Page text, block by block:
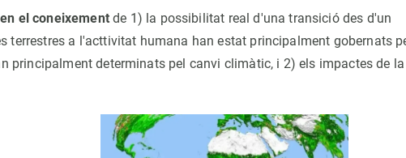
el coneixementde 1) la possibilitat real d'una transició des d'un
terrestres a l'acttivitat humana han estat principalment gobernats
principalment determinats pel canvi climàtic, i 2) els impactes de la